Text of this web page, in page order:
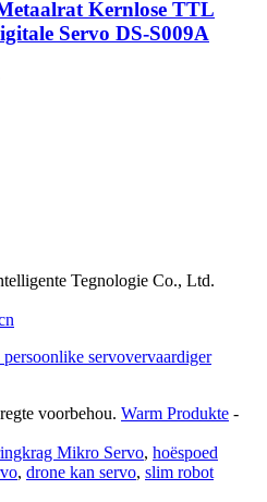
Kernlose TTL
Servo DS-S009A
Tegnologie Co., Ltd.
voorbehou. Warm Produkte -
Mikro Servo, hoëspoed
, drone kan servo, slim robot